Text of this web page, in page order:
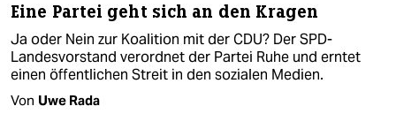
Eine Partei geht sich an den Kragen
Ja oder Nein zur Koalition mit der CDU? Der SPD-
Landesvorstand verordnet der Partei Ruhe und erntet
einen öffentlichen Streit in den sozialen Medien.
Von Uwe Rada